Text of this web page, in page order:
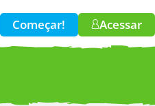
Começar! Acessar